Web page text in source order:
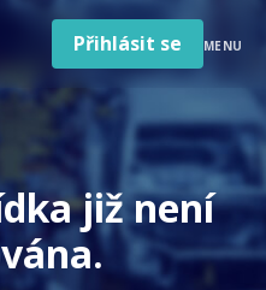
Přihlásit se MENU
již není